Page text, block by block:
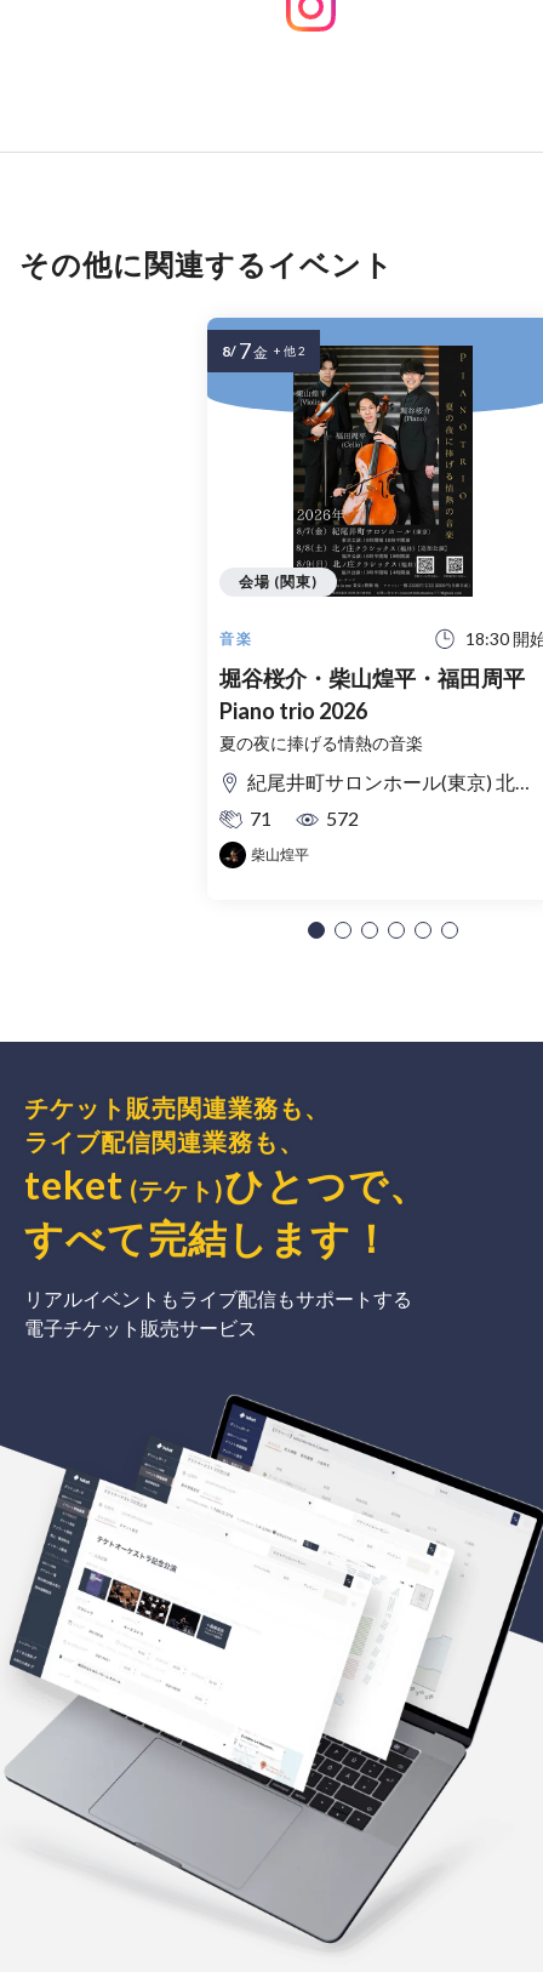
その他に関連するイベント
音楽 18:30 開
堀谷桜介・柴山煌平・福田周平
Piano trio 2026
夏の夜に捧げる情熱の音楽
紀尾井町サロンホール(東京) 北ノ庄クラシックス(福井)
71
572
柴山煌平
会場 (関東)
8/ 7金 + 他 2
チケット販売関連業務も、
ライブ配信関連業務も、
teket (テケト)ひとつで、
すべて完結 します ！
リアルイベントもライブ配信もサポートする
電子チケット販売サービス